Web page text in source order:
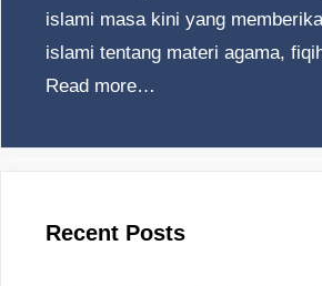
islami masa kini yang
islami tentang materi agama,
Read more…
Recent Posts